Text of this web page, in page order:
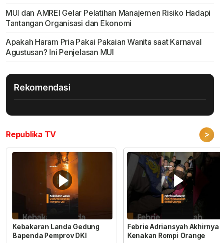
MUI dan AMREI Gelar Pelatihan Manajemen Risiko Hadapi
Tantangan Organisasi dan Ekonomi
Apakah Haram Pria Pakai Pakaian Wanita saat Karnaval
Agustusan? Ini Penjelasan MUI
Rekomendasi
Republika TV >
Kebakaran Landa Gedung
Bapenda Pemprov DKI
Febrie Adriansyah Akhirnya
Kenakan Rompi Orange